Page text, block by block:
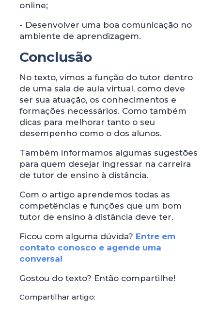
online;
- Desenvolver uma boa comunicação no
ambiente de aprendizagem.
Conclusão
No texto, vimos a função do tutor dentro
de uma sala de aula virtual, como deve
ser sua atuação, os conhecimentos e
formações necessários. Como também
dicas para melhorar tanto o seu
desempenho como o dos alunos.
Também informamos algumas sugestões
para quem desejar ingressar na carreira
de tutor de ensino à distância.
Com o artigo aprendemos todas as
competências e funções que um bom
tutor de ensino à distância deve ter.
Ficou com alguma dúvida? Entre em
contato conosco e agende uma
conversa!
Gostou do texto? Então compartilhe!
Compartilhar artigo: